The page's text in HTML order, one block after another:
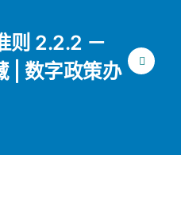
则 2.2.2 －
| 数字政策办